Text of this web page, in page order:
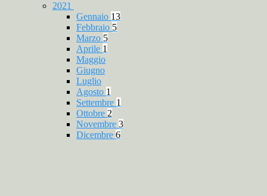
2021
Gennaio 13
Febbraio 5
Marzo 5
Aprile 1
Maggio
Giugno
Luglio
Agosto 1
Settembre 1
Ottobre 2
Novembre 3
Dicembre 6